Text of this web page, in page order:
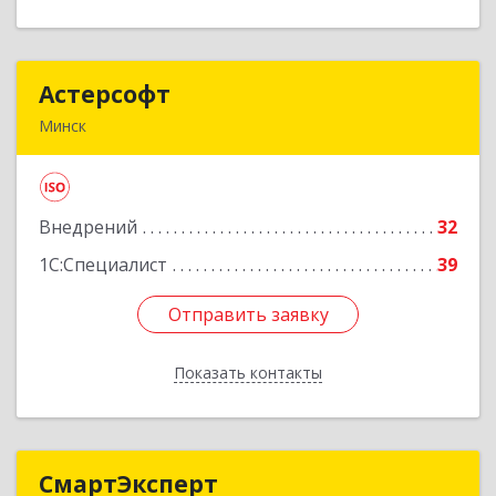
Астерсофт
Минск
Внедрений
32
1С:Специалист
39
Отправить заявку
Показать контакты
Подробнее
Отправить заявку
Назад
СмартЭксперт